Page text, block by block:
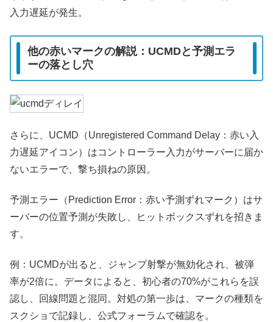
入力遅延が発生。
他の赤いマークの解説：UCMDと予測エラ
ーの落とし穴
さらに、UCMD（Unregistered Command Delay：赤い入
力遅延アイコン）はコントローラー入力がサーバーに届か
ないエラーで、撃ち損ねの原因。
予測エラー（Prediction Error：赤い予測ずれマーク）はサ
ーバーの位置予測が失敗し、ヒットボックスずれを招きま
す。
例：UCMDが出ると、ジャンプ射撃が無効化され、被弾
率が2倍に。データによると、初心者の70%がこれらを誤
認し、回線問題と混同。対処の第一歩は、マークの種類を
スクショで記録し、公式フォーラムで確認を。